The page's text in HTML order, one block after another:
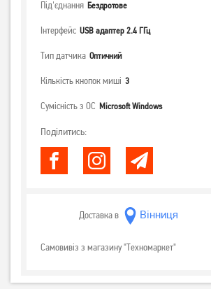
Під'єднання Бездротове
Інтерфейс USB адаптер 2.4 ГГц
Тип датчика Оптичний
Кількість кнопок миші 3
Сумісність з ОС Microsoft Windows
Поділитись:
Доставка в
Самовивіз з магазину "Техномаркет"